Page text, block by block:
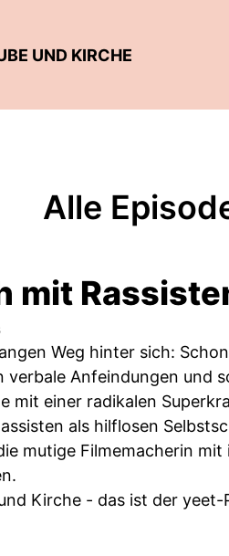
UND KIRCHE
Alle
mit
Weg hinter sich:
verbale Anfeindungen und
mit einer radikalen
als hilflosen
mutige Filmemacherin
Kirche - das ist der